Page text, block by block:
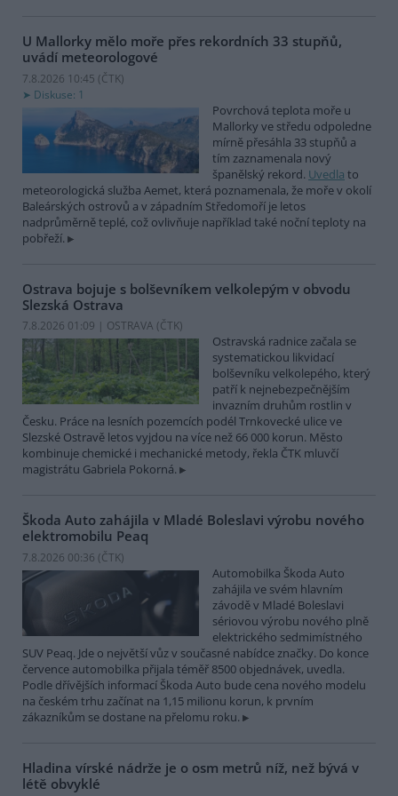
U Mallorky mělo moře přes rekordních 33 stupňů,
uvádí meteorologové
7.8.2026 10:45 (ČTK)
Diskuse: 1
Povrchová teplota moře u
Mallorky ve středu odpoledne
mírně přesáhla 33 stupňů a
tím zaznamenala nový
španělský rekord. Uvedla to
meteorologická služba Aemet, která poznamenala, že moře v okolí
Baleárských ostrovů a v západním Středomoří je letos
nadprůměrně teplé, což ovlivňuje například také noční teploty na
pobřeží.
Ostrava bojuje s bolševníkem velkolepým v obvodu
Slezská Ostrava
7.8.2026 01:09 | OSTRAVA (ČTK)
Ostravská radnice začala se
systematickou likvidací
bolševníku velkolepého, který
patří k nejnebezpečnějším
invazním druhům rostlin v
Česku. Práce na lesních pozemcích podél Trnkovecké ulice ve
Slezské Ostravě letos vyjdou na více než 66 000 korun. Město
kombinuje chemické i mechanické metody, řekla ČTK mluvčí
magistrátu Gabriela Pokorná.
Škoda Auto zahájila v Mladé Boleslavi výrobu nového
elektromobilu Peaq
7.8.2026 00:36 (ČTK)
Automobilka Škoda Auto
zahájila ve svém hlavním
závodě v Mladé Boleslavi
sériovou výrobu nového plně
elektrického sedmimístného
SUV Peaq. Jde o největší vůz v současné nabídce značky. Do konce
července automobilka přijala téměř 8500 objednávek, uvedla.
Podle dřívějších informací Škoda Auto bude cena nového modelu
na českém trhu začínat na 1,15 milionu korun, k prvním
zákazníkům se dostane na přelomu roku.
Hladina vírské nádrže je o osm metrů níž, než bývá v
létě obvyklé